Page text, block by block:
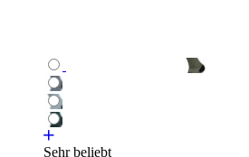
Sehr beliebt